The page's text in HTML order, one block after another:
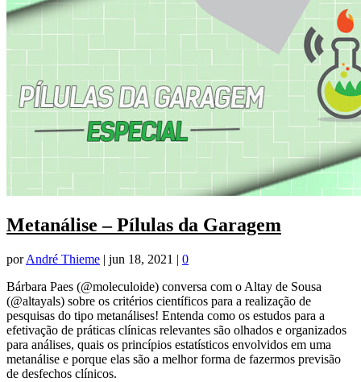
Metanálise – Pílulas da Garagem
porAndré Thieme | jun 18, 2021 | 0
Bárbara Paes (@moleculoide) conversa com o Altay de Sousa
(@altayals) sobre os critérios científicos para a realização de
pesquisas do tipo metanálises! Entenda como os estudos para a
efetivação de práticas clínicas relevantes são olhados e organizados
para análises, quais os princípios estatísticos envolvidos em uma
metanálise e porque elas são a melhor forma de fazermos previsão
de desfechos clínicos.